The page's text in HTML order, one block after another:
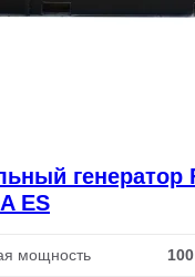
генератор
ES
мощность